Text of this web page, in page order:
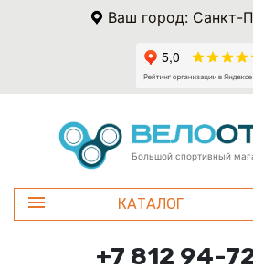
Ваш город: Санкт-
Большой спортивный
КАТАЛОГ
+7 812 94-